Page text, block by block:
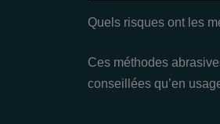
Quels risques ont les
Ces méthodes
conseillées qu’en